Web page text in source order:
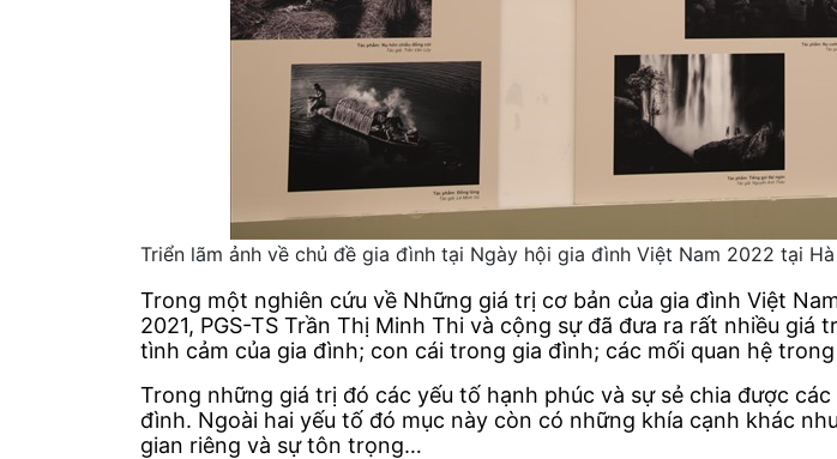
Triển lãm ảnh về chủ đề gia đình tại Ngày hội gia đình Việt Nam 2022 tại
Trong một nghiên cứu về Những giá trị cơ bản của gia đình Việt
2021, PGS-TS Trần Thị Minh Thi và cộng sự đã đưa ra rất nhiều
tình cảm của gia đình; con cái trong gia đình; các mối quan hệ
Trong những giá trị đó các yếu tố hạnh phúc và sự sẻ chia được
đình. Ngoài hai yếu tố đó mục này còn có những khía cạnh khác
gian riêng và sự tôn trọng…